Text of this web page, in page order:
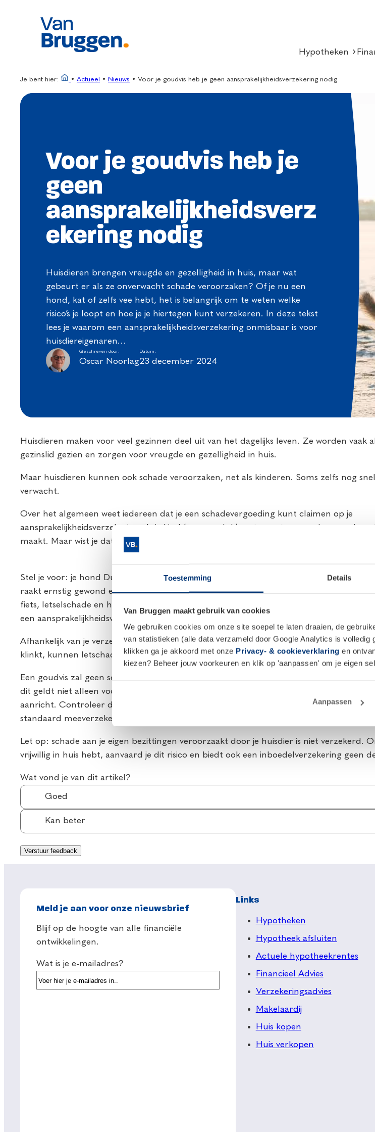
Toestemming Details
Van Bruggen maakt gebruik van cookies
We gebruiken cookies om onze site soepel te laten draaien, de
van statistieken (alle data verzameld door Google Analytics is volledig
klikken ga je akkoord met onze Privacy- & cookieverklaring en
kiezen? Beheer jouw voorkeuren en klik op 'aanpassen' om je eigen
Aanpassen
Hypotheken
Je bent hier: • Actueel • Nieuws • Voor je goudvis heb je geen aansprakelijkheidsverzekering nodig
Voor je goudvis heb je
geen
aansprakelijkheidsverz
ekering nodig
Huisdieren brengen vreugde en gezelligheid in huis, maar wat
gebeurt er als ze onverwacht schade veroorzaken? Of je nu een
hond, kat of zelfs vee hebt, het is belangrijk om te weten welke
risico’s je loopt en hoe je je hiertegen kunt verzekeren. In deze tekst
lees je waarom een aansprakelijkheidsverzekering onmisbaar is voor
huisdiereigenaren…
Geschreven door:
Oscar Noorlag
Datum:
23 december 2024
Huisdieren maken voor veel gezinnen deel uit van het dagelijks leven. Ze worden vaak
gezinslid gezien en zorgen voor vreugde en gezelligheid in huis.
Maar huisdieren kunnen ook schade veroorzaken, net als kinderen. Soms zelfs nog
verwacht.
Over het algemeen weet iedereen dat je een schadevergoeding kunt claimen op je
aansprakelijkheidsverzekering als je kind ‘per ongeluk’ met een steen een kras op de
maakt. Maar wist je dat je ook verzekerd bent als je huisdier schade veroorzaakt bij
Stel je voor: je hond Duuk rent uitgelaten door het park en botst tegen een fietser aan.
raakt ernstig gewond en kan maanden niet werken. Ze stelt jou aansprakelijk voor de
fiets, letselschade en het inkomensverlies. Dit soort claims lopen snel in de
een aansprakelijkheidsverzekering onmisbaar.
Afhankelijk van je verzekering sluit je een dekking af tot € 5.000.000,- per gebeurtenis.
klinkt, kunnen letschades snel veel hoger uitvallen dan je zelf kunt betalen.
Een goudvis zal geen schade veroorzaken, maar grotere huisdieren zoals een hond
dit geldt niet alleen voor huisdieren. Als hobbyboer of ruiter ben je aansprakelijk als je
aanricht. Controleer daarom of je verzekerd bent en of je de juiste dekking hebt. Want
standaard meeverzekerd.
Let op: schade aan je eigen bezittingen veroorzaakt door je huisdier is niet verzekerd.
vrijwillig in huis hebt, aanvaard je dit risico en biedt ook een inboedelverzekering geen
Wat vond je van dit artikel?
Goed
Kan beter
Meld je aan voor onze nieuwsbrief
Blijf op de hoogte van alle financiële
ontwikkelingen.
Wat is je e-mailadres?
Links
Hypotheken
Hypotheek afsluiten
Actuele hypotheekrentes
Financieel Advies
Verzekeringsadvies
Makelaardij
Huis kopen
Huis verkopen